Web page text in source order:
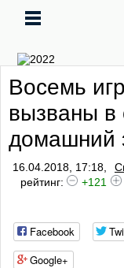
Восемь
вызваны в
домашний
16.04.2018, 17:18,
рейтинг:
+121
Facebook
Google+